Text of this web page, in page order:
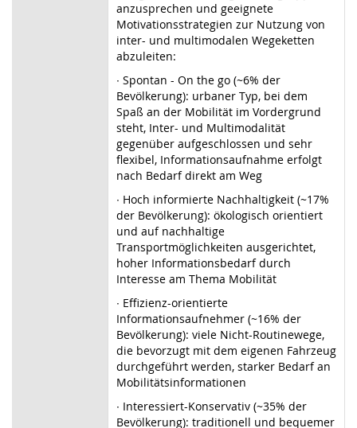
anzusprechen und geeignete
Motivationsstrategien zur Nutzung von
inter- und multimodalen Wegeketten
abzuleiten:
∙ Spontan - On the go (~6% der
Bevölkerung): urbaner Typ, bei dem
Spaß an der Mobilität im Vordergrund
steht, Inter- und Multimodalität
gegenüber aufgeschlossen und sehr
flexibel, Informationsaufnahme erfolgt
nach Bedarf direkt am Weg
∙ Hoch informierte Nachhaltigkeit (~17%
der Bevölkerung): ökologisch orientiert
und auf nachhaltige
Transportmöglichkeiten ausgerichtet,
hoher Informationsbedarf durch
Interesse am Thema Mobilität
∙ Effizienz-orientierte
Informationsaufnehmer (~16% der
Bevölkerung): viele Nicht-Routinewege,
die bevorzugt mit dem eigenen Fahrzeug
durchgeführt werden, starker Bedarf an
Mobilitätsinformationen
∙ Interessiert-Konservativ (~35% der
Bevölkerung): traditionell und bequemer